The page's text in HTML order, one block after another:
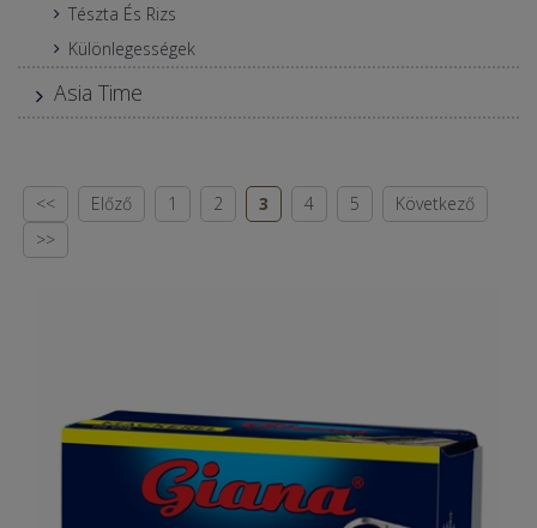
Tészta És Rizs
Különlegességek
Asia Time
<< Előző 1 2 3 4 5
Következő
>>